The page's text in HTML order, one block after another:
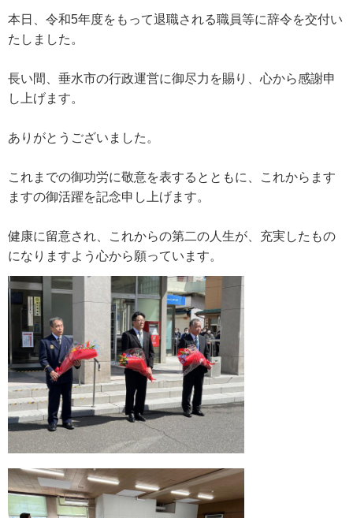
本日、令和5年度をもって退職される職員等に辞令を交付い
たしました。
長い間、垂水市の行政運営に御尽力を賜り、心から感謝申
し上げます。
ありがとうございました。
これまでの御功労に敬意を表するとともに、これからます
ますの御活躍を記念申し上げます。
健康に留意され、これからの第二の人生が、充実したもの
になりますよう心から願っています。